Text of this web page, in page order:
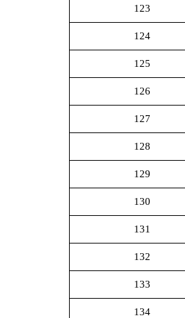
123
124
125
126
127
128
129
130
131
132
133
134